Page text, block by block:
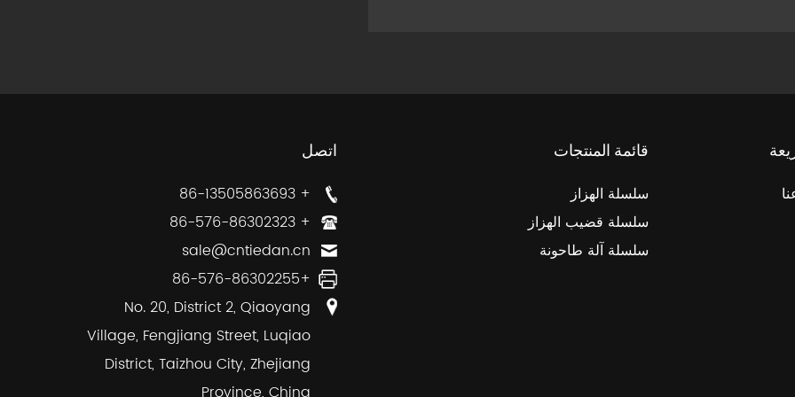
قائمة المنتجات
سلسلة الهزاز
سلسلة قضيب الهزاز
سلسلة آلة طاحونة
اتصل
+ 86-13505863693
+ 86-576-86302323
sale@cntiedan.cn
+86-576-86302255
No. 20, District 2, Qiaoyang
Village, Fengjiang Street, Luqiao
District, Taizhou City, Zhejiang
Province, China